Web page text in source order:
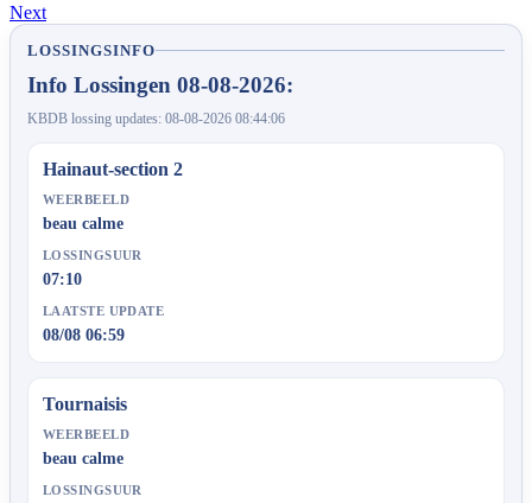
Next
LOSSINGSINFO
Info Lossingen 08-08-2026:
KBDB lossing updates: 08-08-2026 08:44:06
Hainaut-section 2
WEERBEELD
beau calme
LOSSINGSUUR
07:10
LAATSTE UPDATE
08/08 06:59
Tournaisis
WEERBEELD
beau calme
LOSSINGSUUR